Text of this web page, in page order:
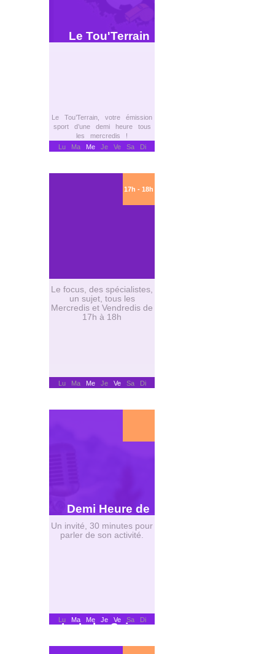
Le Tou'Terrain
Le Tou’Terrain, votre émission
sport d’une demi heure tous
les mercredis !
Lu Ma
MeJe Ve Sa Di
17h - 18h
Le focus, des spécialistes,
un sujet, tous les
Mercredis et Vendredis de
17h à 18h
Lu Ma MeJe VeSa Di
Demi Heure de
Un invité, 30 minutes pour
parler de son activité.
Lu Ma Me Je VeSa Di
Le Labo Saison